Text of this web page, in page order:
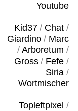
Youtube
Kid37/ Chat/
Giardino/ Marc
/ Arboretum /
Gross/ Fefe/
Siria/
Wortmischer
Topleftpixel /